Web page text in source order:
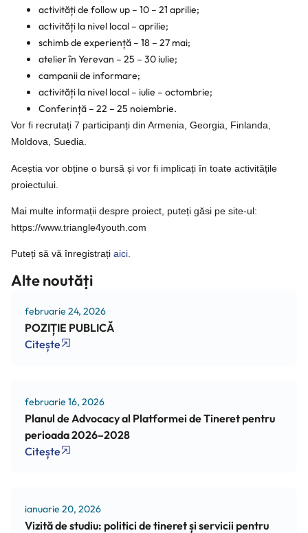
activități de follow up – 10 – 21 aprilie;
activități la nivel local – aprilie;
schimb de experiență – 18 – 27 mai;
atelier în Yerevan – 25 – 30 iulie;
campanii de informare;
activități la nivel local – iulie – octombrie;
Conferință – 22 – 25 noiembrie.
Vor fi recrutați 7 participanți din Armenia, Georgia, Finlanda,
Moldova, Suedia.
Aceștia vor obține o bursă și vor fi implicați în toate activitățile
proiectului.
Mai multe informații despre proiect, puteți găsi pe site-ul:
https://www.triangle4youth.com
Puteți să vă înregistrați aici.
Alte noutăți
februarie 24, 2026
POZIȚIE PUBLICĂ
Citește
februarie 16, 2026
Planul de Advocacy al Platformei de Tineret pentru
perioada 2026–2028
Citește
ianuarie 20, 2026
Vizită de studiu: politici de tineret și servicii pentru